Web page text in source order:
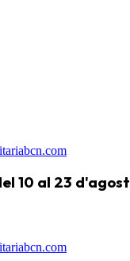
10 al 23 d'agost